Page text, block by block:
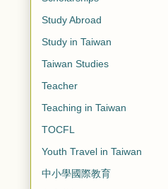
Study Abroad
Study in Taiwan
Taiwan Studies
Teacher
Teaching in Taiwan
TOCFL
Youth Travel in Taiwan
中小學國際教育